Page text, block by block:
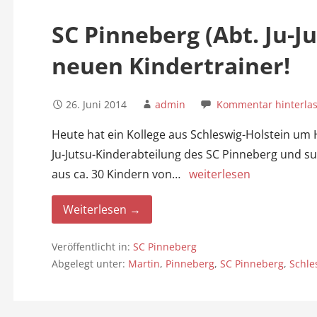
SC Pinneberg (Abt. Ju-
neuen Kindertrainer!
26. Juni 2014 admin Kommentar
Heute hat ein Kollege aus Schleswig-Holstein
Ju-Jutsu-Kinderabteilung des SC Pinneberg und
aus ca. 30 Kindern von… weiterlesen
Weiterlesen →
Veröffentlicht in: SC Pinneberg
Abgelegt unter: Martin, Pinneberg, SC Pinneberg,